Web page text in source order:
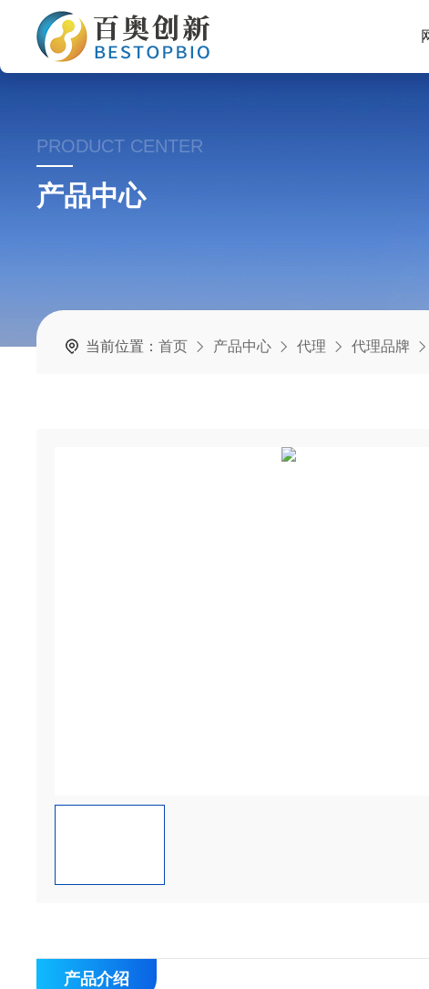
PRODUCT CENTER
产品中心
当前位置：首页 产品中心 代理 代理品牌
产品介绍